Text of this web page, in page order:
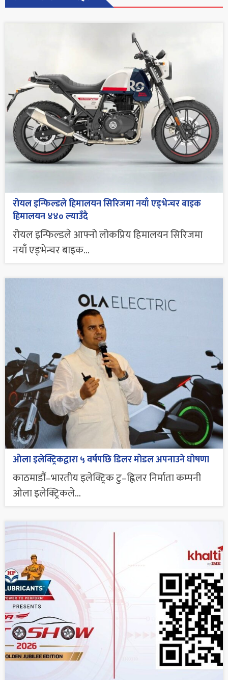
रोयल इन्फिल्डले हिमालयन सिरिजमा नयाँ एड्भेन्चर बाइक
हिमालयन ४४० ल्याउँदै
रोयल इन्फिल्डले आफ्नो लोकप्रिय हिमालयन सिरिजमा
नयाँ एड्भेन्चर बाइक...
ओला इलेक्ट्रिकद्वारा ५ वर्षपछि डिलर मोडल अपनाउने घोषणा
काठमाडौं–भारतीय इलेक्ट्रिक टु–ह्विलर निर्माता कम्पनी
ओला इलेक्ट्रिकले...